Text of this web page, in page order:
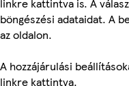
böngészési adataidat. A
az oldalon.
A hozzájárulási
linkre kattintva.